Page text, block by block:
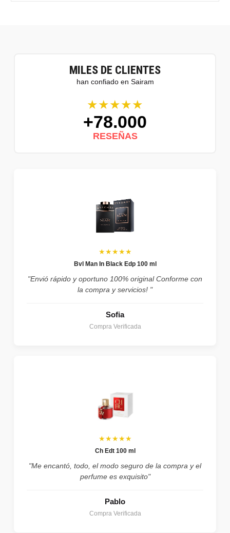
MILES DE CLIENTES
han confiado en Sairam
★★★★★
+78.000
RESEÑAS
★★★★★
Bvl Man In Black Edp 100 ml
"Envió rápido y oportuno 100% original Conforme con
la compra y servicios! "
Sofia
Compra Verificada
★★★★★
Ch Edt 100 ml
"Me encantó, todo, el modo seguro de la compra y el
perfume es exquisito"
Pablo
Compra Verificada